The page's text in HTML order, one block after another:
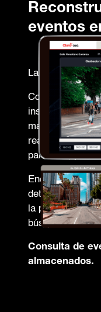
eventos
La historia para
Conozca todo
instalaciones
material
realizadas,
particular, por
Encuentre los
detectados por
la plataforma
búsqueda.
Consulta de
almacenados.